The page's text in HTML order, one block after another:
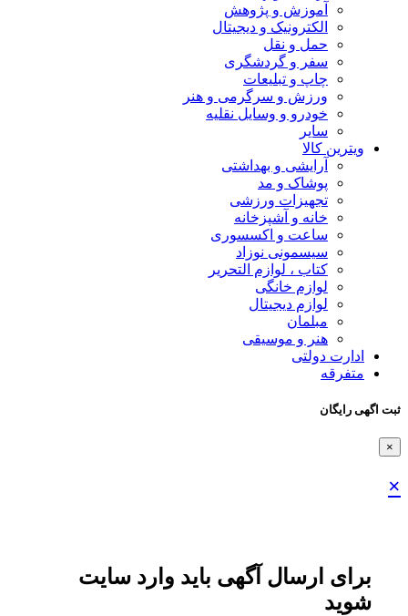
آموزش و پژوهش
الکترونیک و دیجیتال
حمل و نقل
سفر و گردشگری
چاپ و تبلیعات
ورزش و سرگرمی و هنر
خودرو و وسایل نقلیه
سایر
ویترین کالا
آرایشی و بهداشتی
پوشاک و مد
تجهیزات ورزشی
خانه و آشپزخانه
ساعت و اکسسوری
سیسمونی نوزاد
کتاب ، لوازم التحریر
لوازم خانگی
لوازم دیجیتال
مبلمان
هنر و موسیقی
ادارت دولتی
متفرقه
ثبت اگهی رایگان
×
×
برای ارسال آگهی باید وارد سایت
شوید